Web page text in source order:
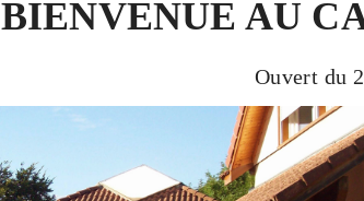
BIENVENUE AU
Ouvert du